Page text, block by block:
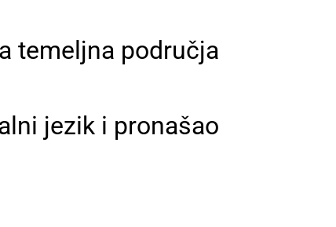
temeljna područja
jezik i pronašao